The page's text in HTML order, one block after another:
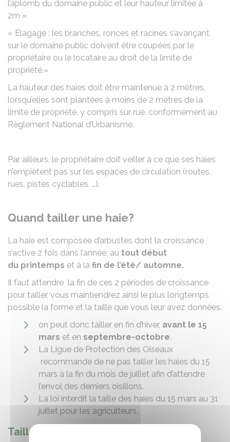
l’aplomb du domaine public et leur hauteur limitée à
2m ».
« Élagage : les branches, ronces et racines s’avançant
sur le domaine public doivent être coupées par le
propriétaire ou le locataire au droit de la limite de
propriété.»
La hauteur des haies doit être maintenue à 2 mètres,
lorsqu’elles sont plantées à moins de 2 mètres de la
limite de propriété, y compris sur rue, conformément au
Règlement National d’Urbanisme.
Par ailleurs, le propriétaire doit veiller à ce que ses haies
n’empiètent pas sur les espaces de circulation (routes,
rues, pistes cyclables, …).
Quand tailler une haie?
La haie est composée d’arbustes dont la croissance
s’active 2 fois dans l’année, au tout début
du printemps et à la fin de l’été/ automne.
Il faut attendre la fin de ces 2 périodes de croissance
pour tailler, vous maintiendrez ainsi le plus longtemps
possible la forme et la taille que vous leur avez données.
on peut donc tailler en fin d’hiver, avant le 15
mars et en septembre-octobre.
La Ligue de Protection des Oiseaux
recommande de ne pas tailler les haies du 15
mars à la fin du mois de juillet afin d’attendre
l’envol des derniers oisillons.
La loi interdit la taille des haies du 15 mars au 31
juillet pour les agriculteurs.
Tailler une haie en hiver :